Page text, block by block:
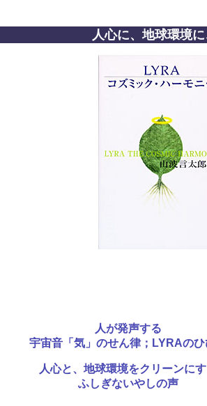
人心に、地球環境
人が発声する
宇宙音「気」のせん律；LYRAのひ
人心と、地球環境をクリーンに
ふしぎないやしの声